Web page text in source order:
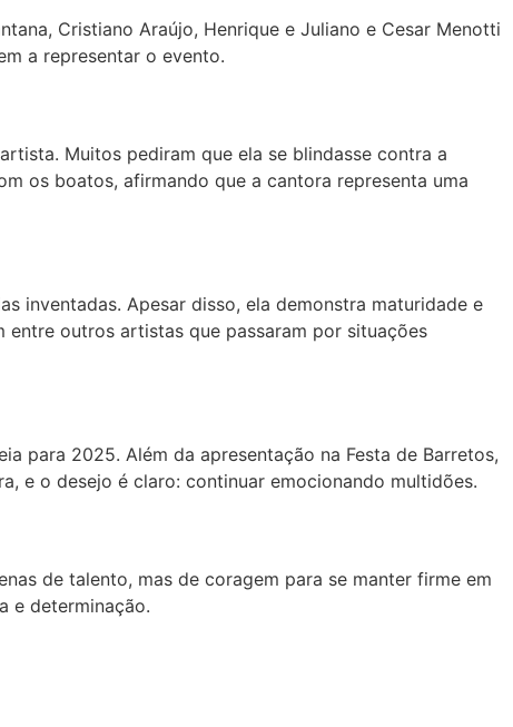
Cristiano Araújo, Henrique e Juliano e Cesar Menotti
a representar o evento.
Muitos pediram que ela se blindasse contra a
os boatos, afirmando que a cantora representa uma
inventadas. Apesar disso, ela demonstra maturidade e
entre outros artistas que passaram por situações
para 2025. Além da apresentação na Festa de Barretos,
e o desejo é claro: continuar emocionando multidões.
de talento, mas de coragem para se manter firme em
e determinação.